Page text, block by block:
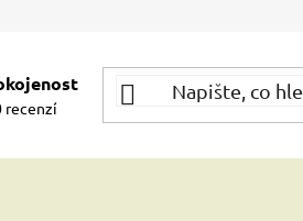
recenzí